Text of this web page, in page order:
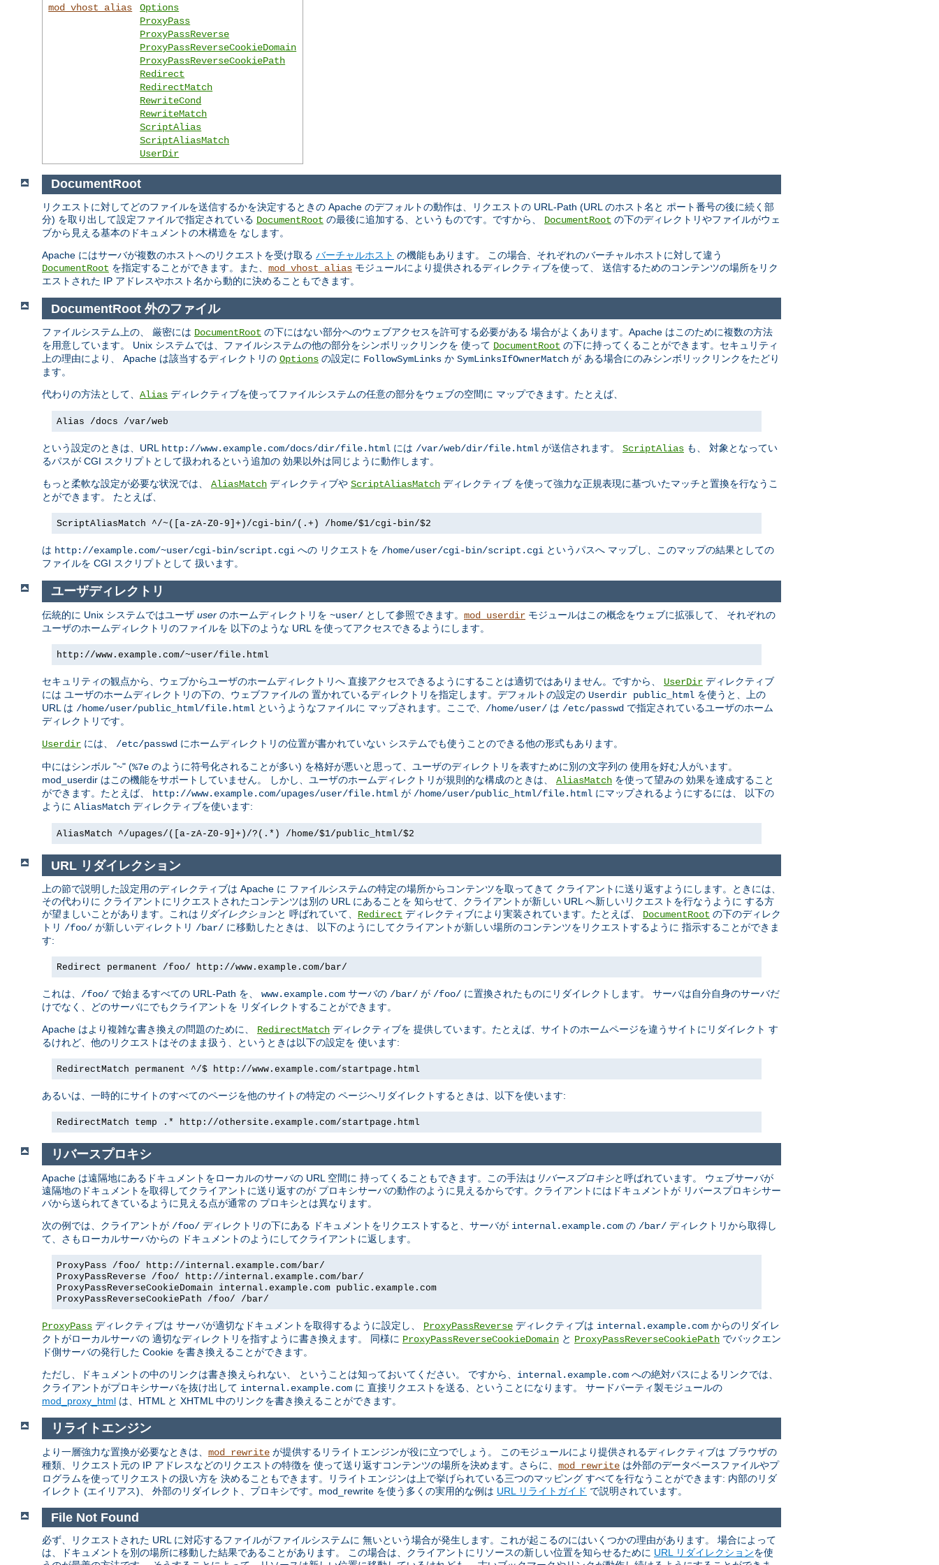
mod_vhost_alias
Options
ProxyPass
ProxyPassReverse
ProxyPassReverseCookieDomain
ProxyPassReverseCookiePath
Redirect
RedirectMatch
RewriteCond
RewriteMatch
ScriptAlias
ScriptAliasMatch
UserDir
DocumentRoot
リクエストに対してどのファイルを送信するかを決定するときの Apache のデフォルトの動作は、リクエストの URL-Path (URL のホスト名と ポート番号の後に続く部
分) を取り出して設定ファイルで指定されている DocumentRoot の最後に追加する、というものです。ですから、 DocumentRoot の下のディレクトリやファイルがウェ
ブから見える基本のドキュメントの木構造を なします。
Apache にはサーバが複数のホストへのリクエストを受け取る バーチャルホスト の機能もあります。 この場合、それぞれのバーチャルホストに対して違う
DocumentRoot を指定することができます。また、 mod_vhost_alias モジュールにより提供されるディレクティブを使って、 送信するためのコンテンツの場所をリク
エストされた IP アドレスやホスト名から動的に決めることもできます。
DocumentRoot 外のファイル
ファイルシステム上の、 厳密には DocumentRoot の下にはない部分へのウェブアクセスを許可する必要がある 場合がよくあります。Apache はこのために複数の方法
を用意しています。 Unix システムでは、ファイルシステムの他の部分をシンボリックリンクを 使って DocumentRoot の下に持ってくることができます。セキュリティ
上の理由により、 Apache は該当するディレクトリの Options の設定に FollowSymLinks か SymLinksIfOwnerMatch が ある場合にのみシンボリックリンクをたどり
ます。
代わりの方法として、 Alias ディレクティブを使ってファイルシステムの任意の部分をウェブの空間に マップできます。たとえば、
Alias /docs /var/web
という設定のときは、URL http://www.example.com/docs/dir/file.html には /var/web/dir/file.html が送信されます。 ScriptAlias も、 対象となってい
るパスが CGI スクリプトとして扱われるという追加の 効果以外は同じように動作します。
もっと柔軟な設定が必要な状況では、 AliasMatch ディレクティブや ScriptAliasMatch ディレクティブ を使って強力な正規表現に基づいたマッチと置換を行なうこ
とができます。 たとえば、
ScriptAliasMatch ^/~([a-zA-Z0-9]+)/cgi-bin/(.+) /home/$1/cgi-bin/$2
は http://example.com/~user/cgi-bin/script.cgi への リクエストを /home/user/cgi-bin/script.cgi というパスへ マップし、このマップの結果としての
ファイルを CGI スクリプトとして 扱います。
ユーザディレクトリ
伝統的に Unix システムではユーザ user のホームディレクトリを ~user/ として参照できます。 mod_userdir モジュールはこの概念をウェブに拡張して、 それぞれの
ユーザのホームディレクトリのファイルを 以下のような URL を使ってアクセスできるようにします。
http://www.example.com/~user/file.html
セキュリティの観点から、ウェブからユーザのホームディレクトリへ 直接アクセスできるようにすることは適切ではありません。ですから、 UserDir ディレクティブ
には ユーザのホームディレクトリの下の、ウェブファイルの 置かれているディレクトリを指定します。デフォルトの設定の Userdir public_html を使うと、上の
URL は /home/user/public_html/file.html というようなファイルに マップされます。ここで、 /home/user/ は /etc/passwd で指定されているユーザのホーム
ディレクトリです。
Userdir には、 /etc/passwd にホームディレクトリの位置が書かれていない システムでも使うことのできる他の形式もあります。
中にはシンボル "~" (%7e のように符号化されることが多い) を格好が悪いと思って、ユーザのディレクトリを表すために別の文字列の 使用を好む人がいます。
mod_userdir はこの機能をサポートしていません。 しかし、ユーザのホームディレクトリが規則的な構成のときは、 AliasMatch を使って望みの 効果を達成すること
ができます。たとえば、
http://www.example.com/upages/user/file.html が /home/user/public_html/file.html にマップされるようにするには、 以下の
ように AliasMatch ディレクティブを使います:
AliasMatch ^/upages/([a-zA-Z0-9]+)/?(.*) /home/$1/public_html/$2
URL リダイレクション
上の節で説明した設定用のディレクティブは Apache に ファイルシステムの特定の場所からコンテンツを取ってきて クライアントに送り返すようにします。ときには、
その代わりに クライアントにリクエストされたコンテンツは別の URL にあることを 知らせて、クライアントが新しい URL へ新しいリクエストを行なうように する方
が望ましいことがあります。これは リダイレクションと 呼ばれていて、 Redirect ディレクティブにより実装されています。たとえば、 DocumentRoot の下のディレク
トリ /foo/ が新しいディレクトリ /bar/ に移動したときは、 以下のようにしてクライアントが新しい場所のコンテンツをリクエストするように 指示することができま
す:
Redirect permanent /foo/ http://www.example.com/bar/
これは、 /foo/ で始まるすべての URL-Path を、 www.example.com サーバの /bar/ が /foo/ に置換されたものにリダイレクトします。 サーバは自分自身のサーバだ
けでなく、どのサーバにでもクライアントを リダイレクトすることができます。
Apache はより複雑な書き換えの問題のために、 RedirectMatch ディレクティブを 提供しています。たとえば、サイトのホームページを違うサイトにリダイレクト す
るけれど、他のリクエストはそのまま扱う、というときは以下の設定を 使います:
RedirectMatch permanent ^/$ http://www.example.com/startpage.html
あるいは、一時的にサイトのすべてのページを他のサイトの特定の ページへリダイレクトするときは、以下を使います:
RedirectMatch temp .* http://othersite.example.com/startpage.html
リバースプロキシ
Apache は遠隔地にあるドキュメントをローカルのサーバの URL 空間に 持ってくることもできます。この手法は リバースプロキシと呼ばれています。 ウェブサーバが
遠隔地のドキュメントを取得してクライアントに送り返すのが プロキシサーバの動作のように見えるからです。クライアントにはドキュメントが リバースプロキシサー
バから送られてきているように見える点が通常の プロキシとは異なります。
次の例では、クライアントが /foo/ ディレクトリの下にある ドキュメントをリクエストすると、サーバが internal.example.com の /bar/ ディレクトリから取得し
て、さもローカルサーバからの ドキュメントのようにしてクライアントに返します。
ProxyPass /foo/ http://internal.example.com/bar/
ProxyPassReverse /foo/ http://internal.example.com/bar/
ProxyPassReverseCookieDomain internal.example.com public.example.com
ProxyPassReverseCookiePath /foo/ /bar/
ProxyPass ディレクティブは サーバが適切なドキュメントを取得するように設定し、 ProxyPassReverse ディレクティブは internal.example.com からのリダイレ
クトがローカルサーバの 適切なディレクトリを指すように書き換えます。 同様に ProxyPassReverseCookieDomain と ProxyPassReverseCookiePath でバックエン
ド側サーバの発行した Cookie を書き換えることができます。
ただし、ドキュメントの中のリンクは書き換えられない、 ということは知っておいてください。 ですから、 internal.example.com への絶対パスによるリンクでは、
クライアントがプロキシサーバを抜け出して internal.example.com に 直接リクエストを送る、ということになります。 サードパーティ製モジュールの
mod_proxy_html は、HTML と XHTML 中のリンクを書き換えることができます。
リライトエンジン
より一層強力な置換が必要なときは、 mod_rewrite が提供するリライトエンジンが役に立つでしょう。 このモジュールにより提供されるディレクティブは ブラウザの
種類、リクエスト元の IP アドレスなどのリクエストの特徴を 使って送り返すコンテンツの場所を決めます。さらに、 mod_rewrite は外部のデータベースファイルやプ
ログラムを使ってリクエストの扱い方を 決めることもできます。リライトエンジンは上で挙げられている三つのマッピング すべてを行なうことができます: 内部のリダ
イレクト (エイリアス)、 外部のリダイレクト、プロキシです。mod_rewrite を使う多くの実用的な例は URL リライトガイド で説明されています。
File Not Found
必ず、リクエストされた URL に対応するファイルがファイルシステムに 無いという場合が発生します。これが起こるのにはいくつかの理由があります。 場合によって
は、ドキュメントを別の場所に移動した結果であることがあります。 この場合は、クライアントにリソースの新しい位置を知らせるために URL リダイレクションを使